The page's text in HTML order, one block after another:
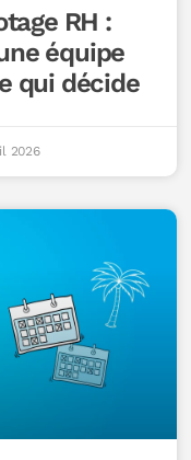
RH :
équipe
qui décide
2026